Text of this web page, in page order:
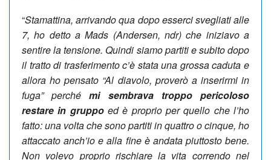
“Stamattina, arrivando qua dopo esserci svegliati alle
7, ho detto a Mads (Andersen, ndr) che iniziavo a
sentire la tensione. Quindi siamo partiti e subito dopo
il tratto di trasferimento c’è stata una grossa caduta e
allora ho pensato “Al diavolo, proverò a inserirmi in
fuga” perchémi sembrava troppo pericoloso
restare in gruppoed è proprio per quello che l’ho
fatto: una volta che sono partiti in quattro o cinque, ho
attaccato anch’io e alla fine è andata piuttosto bene.
Non volevo proprio rischiare la vita correndo nel